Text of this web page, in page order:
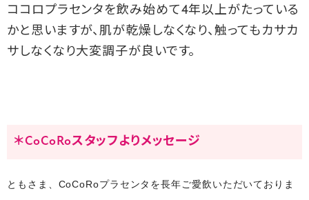
ココロプラセンタを飲み始めて4年以上がたっている
かと思いますが、肌が乾燥しなくなり、触ってもカサカ
サしなくなり大変調子が良いです。
＊CoCoRoスタッフよりメッセージ
ともさま、CoCoRoプラセンタを長年ご愛飲いただいておりま